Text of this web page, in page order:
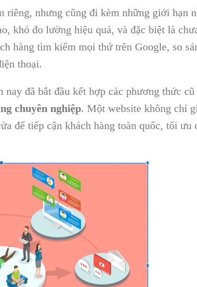
riêng, nhưng cũng đi kèm những giới hạn
khó đo lường hiệu quả, và đặc biệt là
hàng tìm kiếm mọi thứ trên Google, so
thoại.
đã bắt đầu kết hợp các phương thức
chuyên nghiệp. Một website không chỉ
để tiếp cận khách hàng toàn quốc, tối ưu